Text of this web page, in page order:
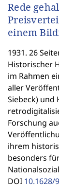
Rede
einem
1931. 26
Historischer
im Rahmen
aller
Siebeck) und
Forschung
ihrem
besonders
DOI 10.1628/